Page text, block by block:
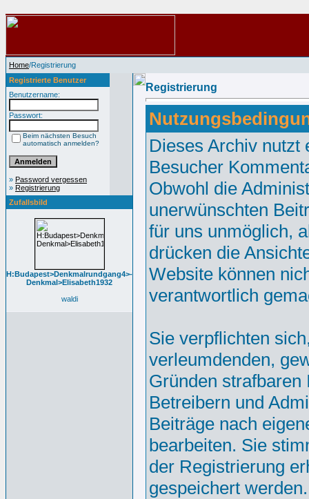
Home/Registrierung
Registrierte Benutzer
Benutzername:
Passwort:
Beim nächsten Besuch
automatisch anmelden?
» Password vergessen
» Registrierung
Zufallsbild
H:Budapest>Denkmalrundgang4>-
Denkmal>Elisabeth1932
waldi
Registrierung
Dieses Archiv nutzt
Besucher
Obwohl die
unerwünschten
für uns unmöglich,
drücken die
Website können
verantwortlich
Sie verpflichten
verleumdenden,
Gründen
Betreibern und
Beiträge nach
bearbeiten. Sie
der Registrierung
gespeichert werden.